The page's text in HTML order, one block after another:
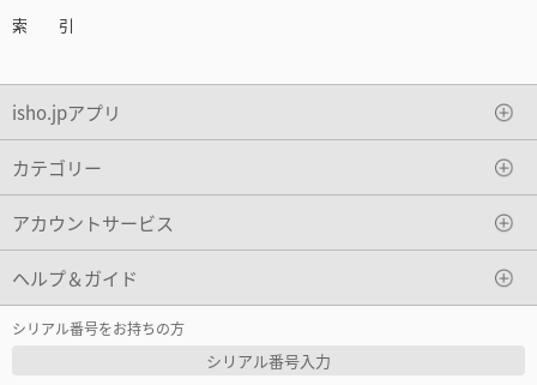
索 引
isho.jpアプリ
カテゴリー
アカウントサービス
ヘルプ＆ガイド
シリアル番号をお持ちの方
シリアル番号入力